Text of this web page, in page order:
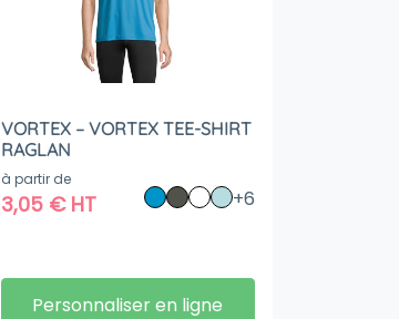
VORTEX – VORTEX TEE-SHIRT
RAGLAN
à partir de
3,05 €HT +6
Personnaliser en ligne